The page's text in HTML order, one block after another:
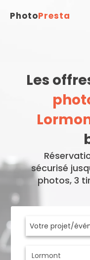
PhotoPresta
Les
sécurisé
photos, 3
Votre projet/